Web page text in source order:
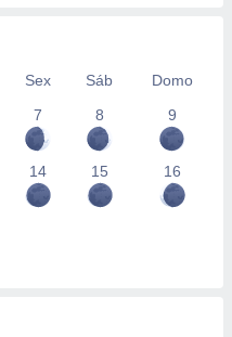
Sex Sáb
Domo
7
8 9
14 15 16